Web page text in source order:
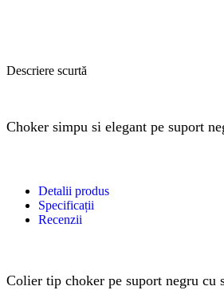
Descriere scurtă
Choker simpu si elegant pe suport
Detalii produs
Specificații
Recenzii
Colier tip choker pe suport negru cu